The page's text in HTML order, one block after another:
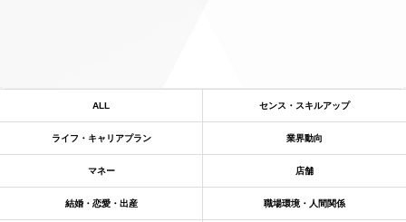
ALL センス・スキルアップ
ライフ・キャリアプラン 業界動向
マネー 店舗
結婚・恋愛・出産 職場環境・人間関係